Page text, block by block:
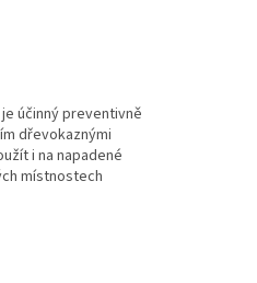
účinný preventivně
dřevokaznými
i na napadené
místnostech